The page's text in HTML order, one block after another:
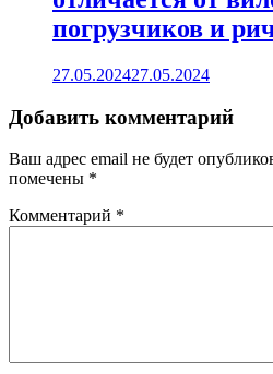
погрузчиков и
27.05.202427.05.2024
Добавить комментарий
Ваш адрес email не будет
помечены *
Комментарий *